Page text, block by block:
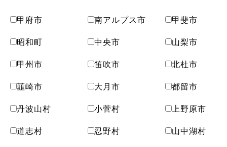
甲府市 南アルプス市 甲斐市
昭和町 中央市 山梨市
甲州市 笛吹市 北杜市
韮崎市 大月市 都留市
丹波山村 小菅村 上野原市
道志村 忍野村 山中湖村